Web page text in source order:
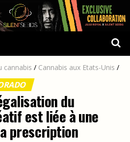
cannabis / Cannabis aux Etats-Unis /
du
est liée à une
prescription